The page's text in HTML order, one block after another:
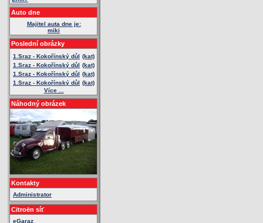
Auto dne
Majitel auta dne je:
miki
Poslední obrázky
1.Sraz - Kokořínský důl (kat)
1.Sraz - Kokořínský důl (kat)
1.Sraz - Kokořínský důl (kat)
1.Sraz - Kokořínský důl (kat)
Více ...
Náhodný obrázek
Kontakty
Administrator
Citroën síť
eGaraz